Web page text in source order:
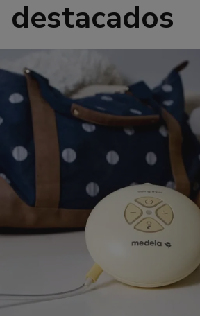
destacados